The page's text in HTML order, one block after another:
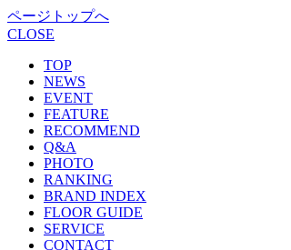
ページトップへ
CLOSE
TOP
NEWS
EVENT
FEATURE
RECOMMEND
Q&A
PHOTO
RANKING
BRAND INDEX
FLOOR GUIDE
SERVICE
CONTACT